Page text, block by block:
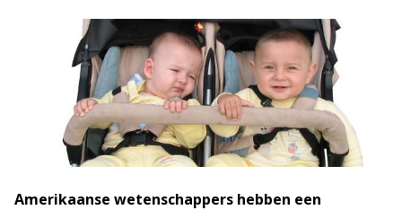
Amerikaanse wetenschappers hebben een